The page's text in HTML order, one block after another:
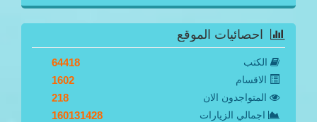
احصائيات الموقع
الكتب 64418
الاقسام 1602
المتواجدون الان 218
اجمالي الزيارات 160131428